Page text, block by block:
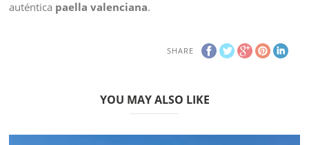
auténtica paella valenciana.
SHARE
YOU MAY ALSO LIKE